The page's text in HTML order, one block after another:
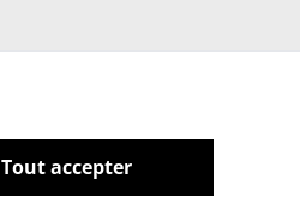
Tout accepter